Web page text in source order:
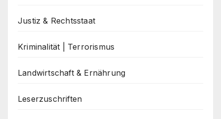
Justiz & Rechtsstaat
Kriminalität | Terrorismus
Landwirtschaft & Ernährung
Leserzuschriften